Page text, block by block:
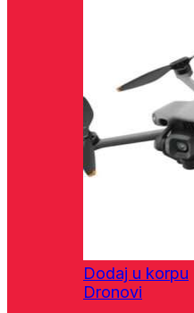
Dodaj u korpu
Dronovi